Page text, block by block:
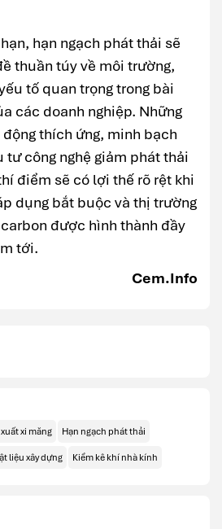
hạn ngạch phát thải sẽ
thuần túy về môi trường,
tố quan trọng trong bài
các doanh nghiệp. Những
thích ứng, minh bạch
tư công nghệ giảm phát thải
điểm sẽ có lợi thế rõ rệt khi
dụng bắt buộc và thị trường
được hình thành đầy
tới.
Cem.Info
xi măng Hạn ngạch phát thải
liệu xây dựng Kiểm kê khí nhà kính